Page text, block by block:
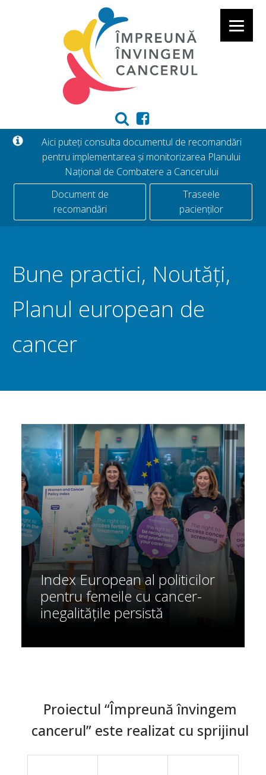
Aici puteți consulta documentul de recomandări
pentru implementarea și monitorizarea Planului
Național de Combatere a Cancerului
Document de
recomandări
Traseele
pacienților
Bune practici, Noutăți,
Planul european de
cancer
Index European al politicilor
pentru femeile cu cancer-
inegalitățile persistă
Proiectul “Împreună învingem
cancerul” este realizat cu sprijinul